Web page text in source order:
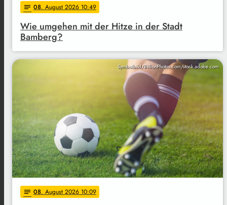
notes 08. August 2026 10:49
Wie umgehen mit der Hitze in der Stadt
Bamberg?
Symbolbild/BillionPhotos.com/stock.adobe.com
notes 08. August 2026 10:09